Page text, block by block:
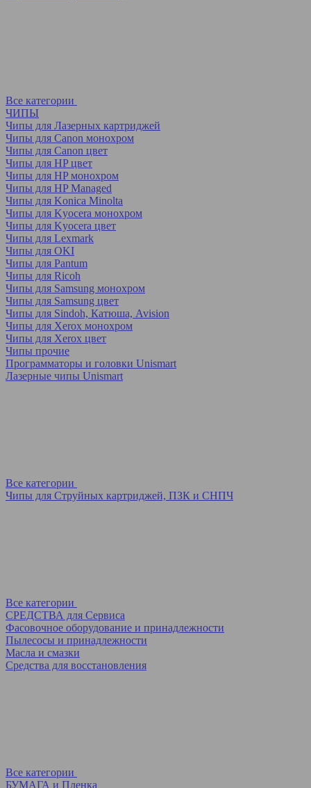
Все категории
ЧИПЫ
Чипы для Лазерных картриджей
Чипы для Canon монохром
Чипы для Canon цвет
Чипы для HP цвет
Чипы для HP монохром
Чипы для HP Managed
Чипы для Konica Minolta
Чипы для Kyocera монохром
Чипы для Kyocera цвет
Чипы для Lexmark
Чипы для OKI
Чипы для Pantum
Чипы для Ricoh
Чипы для Samsung монохром
Чипы для Samsung цвет
Чипы для Sindoh, Катюша, Avision
Чипы для Xerox монохром
Чипы для Xerox цвет
Чипы прочие
Программаторы и головки Unismart
Лазерные чипы Unismart
Все категории
Чипы для Струйных картриджей, ПЗК и СНПЧ
Все категории
СРЕДСТВА для Сервиса
Фасовочное оборудование и принадлежности
Пылесосы и принадлежности
Масла и смазки
Средства для восстановления
Все категории
БУМАГА и Пленка